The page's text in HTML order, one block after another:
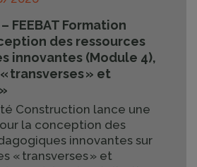
FEEBAT Formation
des ressources
innovantes (Module 4),
transverses » et
Construction lance une
la conception des
innovantes sur
« transverses » et